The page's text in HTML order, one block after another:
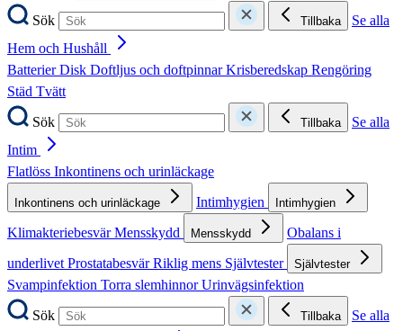
Sök
Tillbaka
Se alla
Hem och Hushåll
BatterierDisk Doftljus och doftpinnarKrisberedskap Rengöring
Städ Tvätt
Sök
Tillbaka
Se alla
Intim
Flatlöss Inkontinens och urinläckage
Inkontinens och urinläckage Intimhygien Intimhygien
KlimakteriebesvärMensskydd Mensskydd
Obalans i
underlivetProstatabesvärRiklig mens Självtester Självtester
Svampinfektion Torra slemhinnorUrinvägsinfektion
Sök
Tillbaka
Se alla